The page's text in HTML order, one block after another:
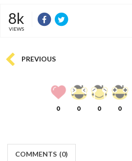
8k
VIEWS
PREVIOUS
0 0 0 0
COMMENTS (0)